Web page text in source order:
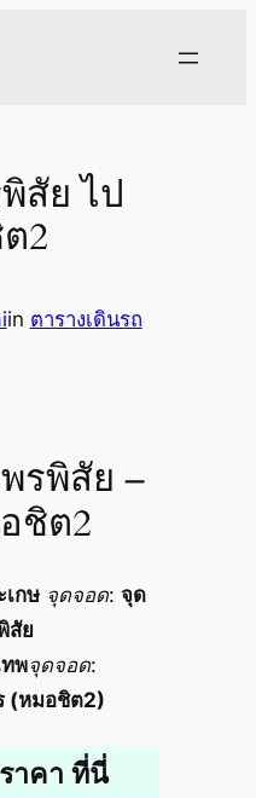
สัย ไป
2
in ตารางเดินรถ
รพิสัย –
ชิต2
เกษ จุดจอด: จุด
สัย
ทพจุดจอด:
(หมอชิต2)
าคา ที่นี่